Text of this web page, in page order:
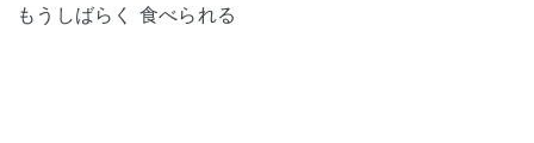
もうしばらく 食べられる